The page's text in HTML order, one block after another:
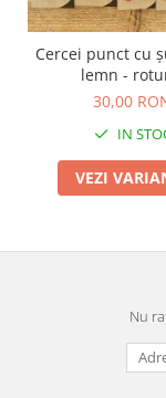
Cercei punct cu
lemn -
30,00
IN
VEZI
Nu